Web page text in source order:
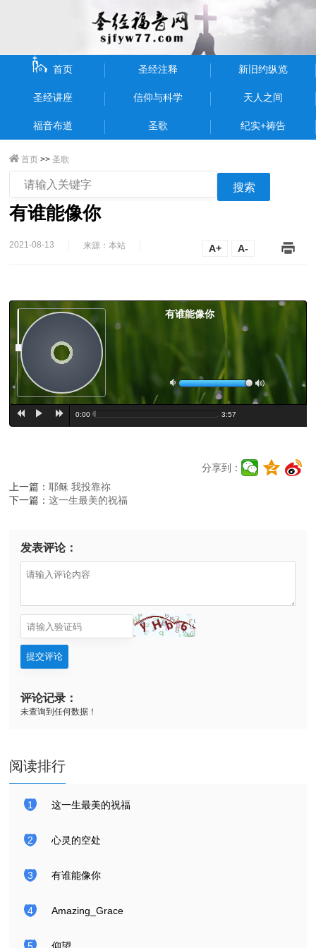
首页 圣经注释 新旧约纵览
圣经讲座 信仰与科学 天人之间
福音布道 圣歌 纪实+祷告
首页 >>圣歌
搜索
有谁能像你
2021-08-13 来源：本站 A+ A-
有谁能像你
a b
e c d 0:00 3:57
分享到：
上一篇：耶稣 我投靠祢
下一篇：这一生最美的祝福
发表评论：
提交评论
评论记录：
未查询到任何数据！
阅读排行
1 这一生最美的祝福
2 心灵的空处
3 有谁能像你
4 Amazing_Grace
5 仰望